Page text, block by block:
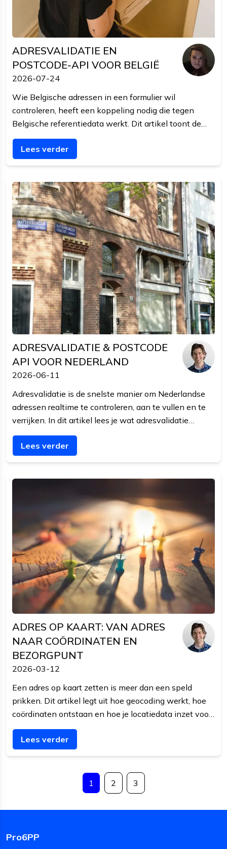
ADRESVALIDATIE EN
POSTCODE-API VOOR BELGIË
2026-07-24
Wie Belgische adressen in een formulier wil
controleren, heeft een koppeling nodig die tegen
Belgische referentiedata werkt. Dit artikel toont de
aanvraag, het vaak vergeten busnummer, en de
fouten die formulieren uit Nederland standaard maken.
Lees verder
ADRESVALIDATIE & POSTCODE
API VOOR NEDERLAND
2026-06-11
Adresvalidatie is de snelste manier om Nederlandse
adressen realtime te controleren, aan te vullen en te
verrijken. In dit artikel lees je wat adresvalidatie
precies doet, wat het verschil is met adresverificatie
en autocomplete, en hoe je de Pro6PP postcode API
in een paar regels code koppelt aan je formulier of
Lees verder
ADRES OP KAART: VAN ADRES
NAAR COÖRDINATEN EN
BEZORGPUNT
2026-03-12
Een adres op kaart zetten is meer dan een speld
prikken. Dit artikel legt uit hoe geocoding werkt, hoe
coördinaten ontstaan en hoe je locatiedata inzet voor
bezorging en planning.
Lees verder
1 2 3
Pro6PP